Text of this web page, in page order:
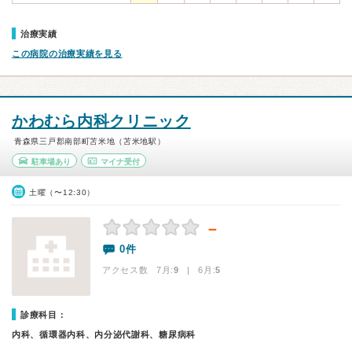
治療実績
この病院の治療実績を見る
かわむら内科クリニック
青森県三戸郡南部町苫米地（苫米地駅）
駐車場あり マイナ受付
土曜（〜12:30）
－
0件
アクセス数 7月:9 | 6月:5
診療科目：
内科、循環器内科、内分泌代謝科、糖尿病科